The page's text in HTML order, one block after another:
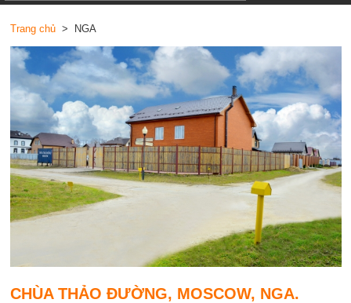
Trang chủ> NGA
CHÙA THẢO ĐƯỜNG, MOSCOW, NGA.